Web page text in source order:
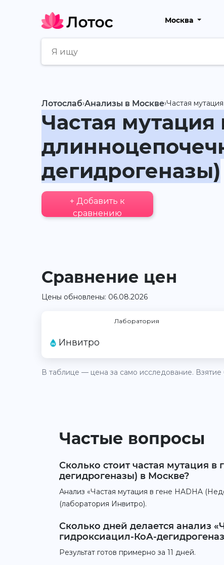
Москва
Лотослаб›Анализы в Москве›Частая
Частая мутация
дегидрогеназы)
+ Добавить к
сравнению
Сравнение цен
Цены обновлены: 06.08.2026
Лаборатория
Инвитро
В таблице — цена за само исследование. Взятие
Частые вопросы
Сколько стоит частая мутация
дегидрогеназы) в Москве?
Анализ «Частая мутация в гене HADHA
(лаборатория Инвитро).
Сколько дней делается анализ
гидроксиацил-КоА-
Результат готов примерно за 11 дней.